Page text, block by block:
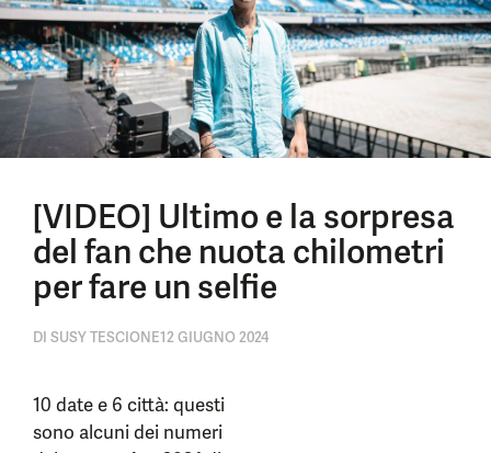
[VIDEO] Ultimo e la sorpresa
del fan che nuota chilometri
per fare un selfie
DI SUSY TESCIONE12 GIUGNO 2024
10 date e 6 città: questi
sono alcuni dei numeri